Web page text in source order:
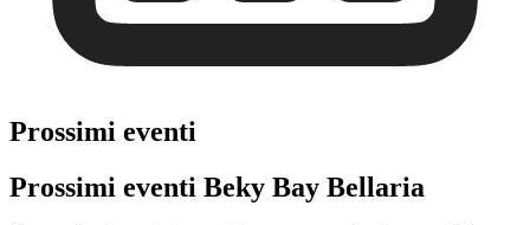
Prossimi eventi
Prossimi eventi Beky Bay Bellaria